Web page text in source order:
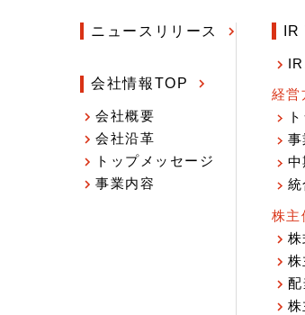
ニュースリリース
会社情報TOP
会社概要
会社沿革
トップメッセージ
事業内容
経営
事
中
統
株主
株
株
株